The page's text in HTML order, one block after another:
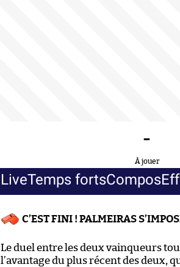
-
À jouer
LiveTemps fortsCompos
C’EST FINI ! PALMEIRAS
Le duel entre les deux vainqueurs
l’avantage du plus récent des deux,